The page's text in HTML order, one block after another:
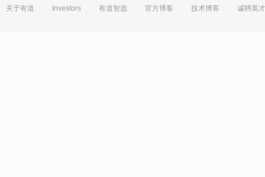
关于有道 Investors 有道智选 官方博客 技术博客 诚聘英才